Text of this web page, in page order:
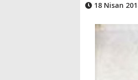
18 Nisan